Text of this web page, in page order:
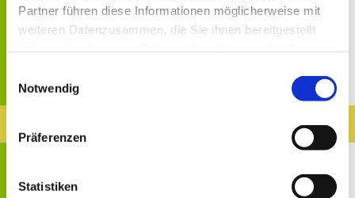
Partner führen diese Informationen möglicherweise mit
weiteren Datenzusammen, die Sie ihnen bereitgestellt
Impressum
Notwendig
Präferenzen
Statistiken
Hanns-Martin-Schleyer-Halle Stuttgart
40. In­ter­na­tio­na­les Reit­tur­nier
(VA7) Stutt­gart
Hanns-Martin-Schleyer-Halle Stuttgart